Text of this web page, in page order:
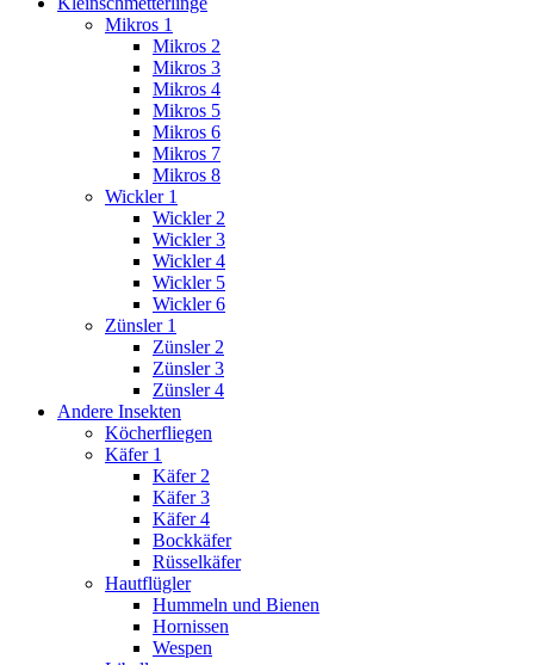
Mikros 1
Mikros 2
Mikros 3
Mikros 4
Mikros 5
Mikros 6
Mikros 7
Mikros 8
Wickler 1
Wickler 2
Wickler 3
Wickler 4
Wickler 5
Wickler 6
Zünsler 1
Zünsler 2
Zünsler 3
Zünsler 4
Andere Insekten
Köcherfliegen
Käfer 1
Käfer 2
Käfer 3
Käfer 4
Bockkäfer
Rüsselkäfer
Hautflügler
Hummeln und Bienen
Hornissen
Wespen